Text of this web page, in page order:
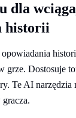
dla
historii
opowiadania
grze. Dostosuje
Te AI narzędzia